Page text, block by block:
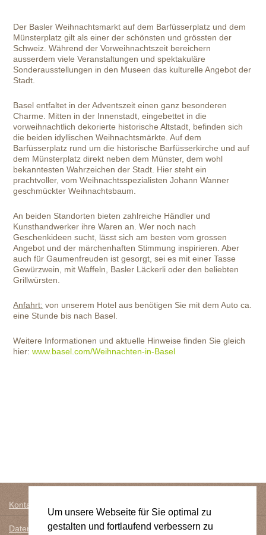
Um unsere Webseite für Sie optimal zu
gestalten und fortlaufend verbessern zu
Der Basler Weihnachtsmarkt auf dem Barfüsserplatz und dem
Münsterplatz gilt als einer der schönsten und grössten der
Schweiz. Während der Vorweihnachtszeit bereichern
ausserdem viele Veranstaltungen und spektakuläre
Sonderausstellungen in den Museen das kulturelle Angebot der
Stadt.
Basel entfaltet in der Adventszeit einen ganz besonderen
Charme. Mitten in der Innenstadt, eingebettet in die
vorweihnachtlich dekorierte historische Altstadt, befinden sich
die beiden idyllischen Weihnachtsmärkte. Auf dem
Barfüsserplatz rund um die historische Barfüsserkirche und auf
dem Münsterplatz direkt neben dem Münster, dem wohl
bekanntesten Wahrzeichen der Stadt. Hier steht ein
prachtvoller, vom Weihnachtsspezialisten Johann Wanner
geschmückter Weihnachtsbaum.
An beiden Standorten bieten zahlreiche Händler und
Kunsthandwerker ihre Waren an. Wer noch nach
Geschenkideen sucht, lässt sich am besten vom grossen
Angebot und der märchenhaften Stimmung inspirieren. Aber
auch für Gaumenfreuden ist gesorgt, sei es mit einer Tasse
Gewürzwein, mit Waffeln, Basler Läckerli oder den beliebten
Grillwürsten.
Anfahrt: von unserem Hotel aus benötigen Sie mit dem Auto ca.
eine Stunde bis nach Basel.
Weitere Informationen und aktuelle Hinweise finden Sie gleich
hier:www.basel.com/Weihnachten-in-Basel
Kontakt
Datenschutz